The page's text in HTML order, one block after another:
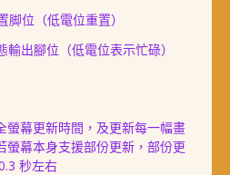
脚位（低電位重置）
輸出腳位（低電位表示忙碌）
螢幕更新時間，及更新每一幅畫
螢幕本身支援部份更新，部份更
秒左右